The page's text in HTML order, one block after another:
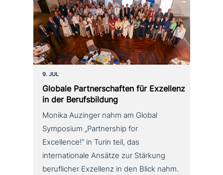
9. JUL
Globale Partnerschaften für Exzellenz
in der Berufsbildung
Monika Auzinger nahm am Global
Symposium „Partnership for
Excellence!“ in Turin teil, das
internationale Ansätze zur Stärkung
beruflicher Exzellenz in den Blick nahm.